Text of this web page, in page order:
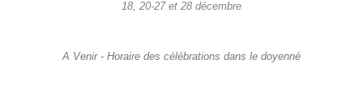
18, 20-27 et 28 décembre
A Venir - Horaire des célébrations dans le doyenné